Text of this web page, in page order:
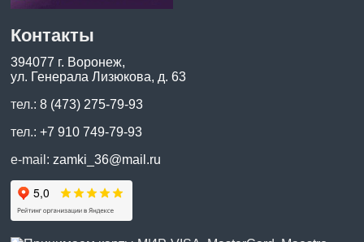
Контакты
394077 г. Воронеж,
ул. Генерала Лизюкова, д. 63
тел.:8 (473) 275-79-93
тел.:+7 910 749-79-93
e-mail: zamki_36@mail.ru